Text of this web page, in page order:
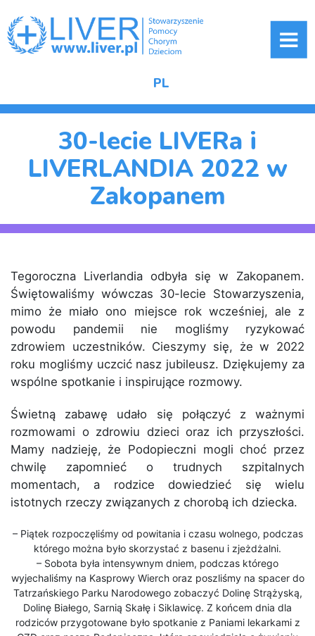
PL
30-lecie LIVERa i
LIVERLANDIA 2022 w
Zakopanem
Tegoroczna Liverlandia odbyła się w Zakopanem.
Świętowaliśmy wówczas 30-lecie Stowarzyszenia,
mimo że miało ono miejsce rok wcześniej, ale z
powodu pandemii nie mogliśmy ryzykować
zdrowiem uczestników. Cieszymy się, że w 2022
roku mogliśmy uczcić nasz jubileusz. Dziękujemy za
wspólne spotkanie i inspirujące rozmowy.
Świetną zabawę udało się połączyć z ważnymi
rozmowami o zdrowiu dzieci oraz ich przyszłości.
Mamy nadzieję, że Podopieczni mogli choć przez
chwilę zapomnieć o trudnych szpitalnych
momentach, a rodzice dowiedzieć się wielu
istotnych rzeczy związanych z chorobą ich dziecka.
– Piątek rozpoczęliśmy od powitania i czasu wolnego, podczas
którego można było skorzystać z basenu i zjeżdżalni.
– Sobota była intensywnym dniem, podczas którego
wyjechaliśmy na Kasprowy Wierch oraz poszliśmy na spacer do
Tatrzańskiego Parku Narodowego zobaczyć Dolinę Strążyską,
Dolinę Białego, Sarnią Skałę i Siklawicę. Z końcem dnia dla
rodziców przygotowane było spotkanie z Paniami lekarkami z